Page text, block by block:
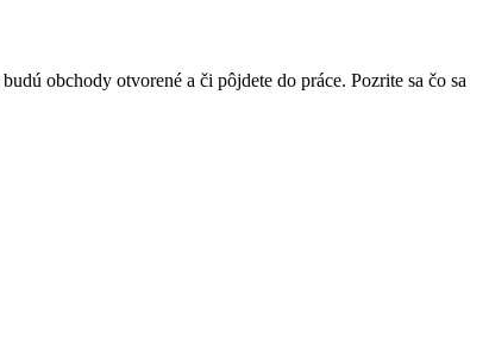
obchody otvorené a či pôjdete do práce. Pozrite sa čo sa